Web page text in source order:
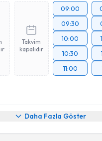
Takvim
kapalıdır
09:00
09:30
10:00
10:30
11:00
Daha Fazla Göster